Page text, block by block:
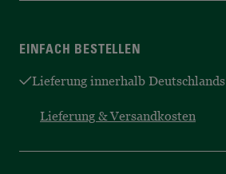
EINFACH BESTELLEN
Lieferung innerhalb Deutschlands
Lieferung & Versandkosten